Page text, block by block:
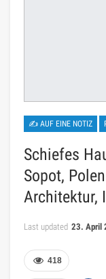
✍ AUF EINE NOTIZ
Schiefes
Sopot,
Architektur,
Last updated 23. April
418